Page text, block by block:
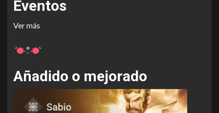
Eventos
Ver más
Añadido o mejorado